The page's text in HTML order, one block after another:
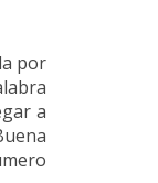
por
a